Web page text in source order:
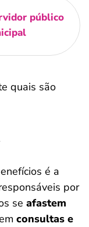
público
quais são
é a
por
se afastem
consultas e